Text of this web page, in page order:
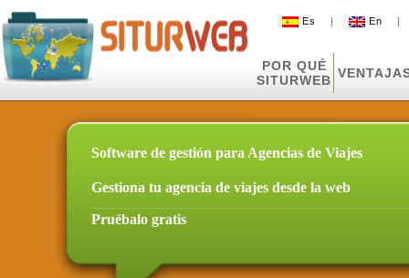
Es | En
POR QUÉ
SITURWEB
Software de gestión para Agencias de Viajes
Gestiona tu agencia de viajes desde la web
Pruébalo gratis